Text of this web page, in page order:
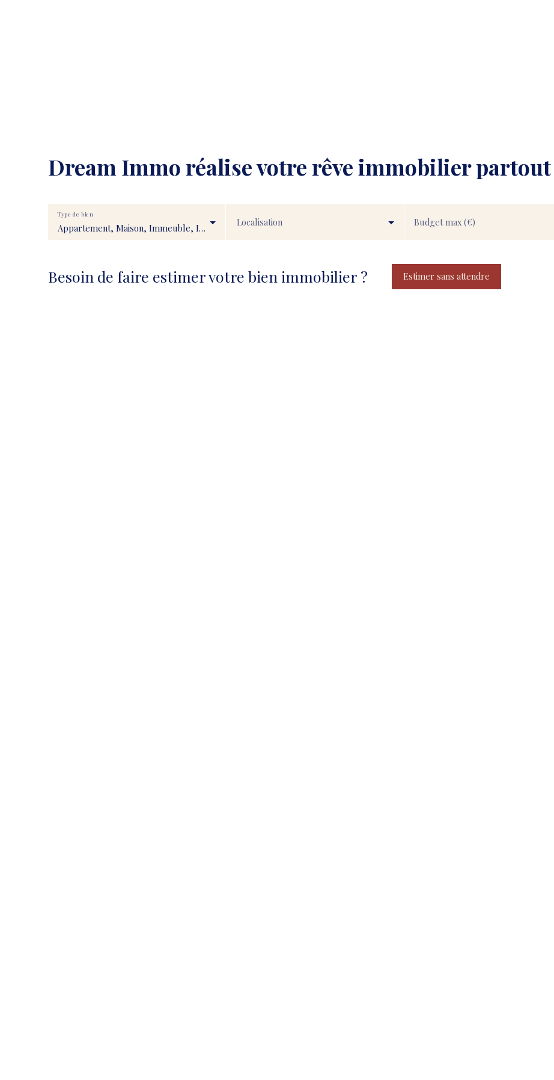
Dream Immoréalise votre rêve immobilier partout
Appartement, Maison, Immeuble, Immobilier Pro, Fonds de commerce, Transmission d'entreprise, Droit au bail, Stationnement, Terrain
Type de bien
Localisation Budget max (€)
Besoin de faire estimer votre bien immobilier ? Estimer sans attendre